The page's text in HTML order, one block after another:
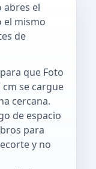
abres el
el mismo
de
que Foto
se cargue
cercana.
de espacio
para
y no